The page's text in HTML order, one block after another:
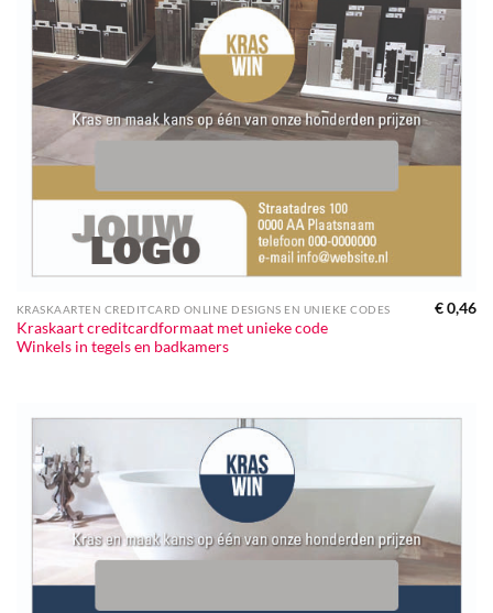
KRASKAARTEN CREDITCARD ONLINE DESIGNS EN UNIEKE CODES
Kraskaart creditcardformaat met unieke code
Winkels in tegels en badkamers
€0,46